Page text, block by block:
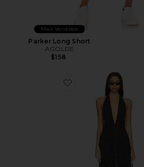
Mais Vendidos
Parker Long Short
AGOLDE
$158
Favorite District Maxi Dress